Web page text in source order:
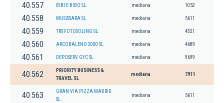
40.557 BIBI E BIBO SL. mediana 1052
40.558 MUSISSARA SL mediana 5611
40.559 TRS FOTOSOLING SL. mediana 4321
40.560 ARCOBALENO 2000 SL mediana 4689
40.561 DEPOSERV GYC SL mediana 9699
40.562
PRIORITY BUSINESS &
TRAVEL SL
mediana 7911
40.563
GRAN VIA PIZZA MADRID
SL.
mediana 5611